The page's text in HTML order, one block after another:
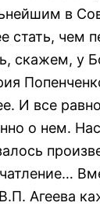
в
стать, чем
скажем, у
И все
о нем.
Агеева